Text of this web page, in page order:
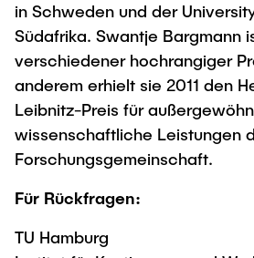
in Schweden und der
Südafrika. Swantje Bargmann
verschiedener hochrangiger
anderem erhielt sie 2011 den
Leibnitz-Preis für
wissenschaftliche Leistungen
Forschungsgemeinschaft.
Für Rückfragen:
TU Hamburg